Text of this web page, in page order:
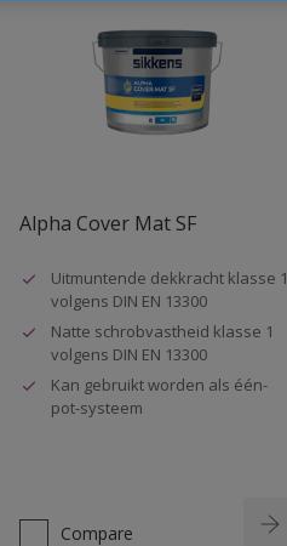
Alpha Cover Mat SF
Uitmuntende dekkracht klasse 1
volgens DIN EN 13300
Natte schrobvastheid klasse 1
volgens DIN EN 13300
Kan gebruikt worden als één-
pot-systeem
Compare